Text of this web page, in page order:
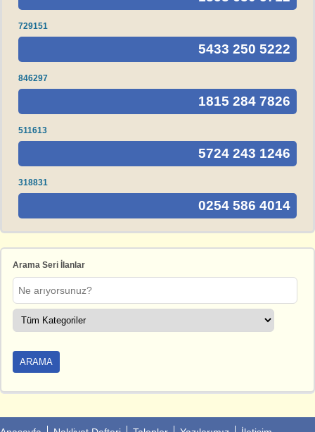
729151
5433 250 5222
846297
1815 284 7826
511613
5724 243 1246
318831
0254 586 4014
Arama Seri İlanlar